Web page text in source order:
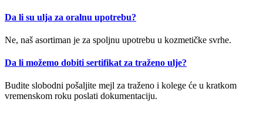
Da li su ulja za oralnu upotrebu?
Ne, naš asortiman je za spoljnu upotrebu u kozmetičke svrhe.
Da li možemo dobiti sertifikat za traženo ulje?
Budite slobodni pošaljite mejl za traženo i kolege će u kratkom
vremenskom roku poslati dokumentaciju.